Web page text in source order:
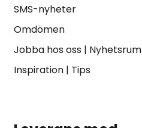
SMS-nyheter
Omdömen
Jobba hos oss| Nyhetsrum
Inspiration| Tips